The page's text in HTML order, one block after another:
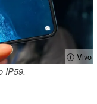
ⓘ Vivo
IP59.